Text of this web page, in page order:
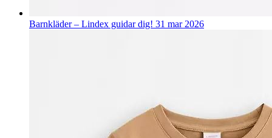
Barnkläder – Lindex guidar dig! 31 mar 2026